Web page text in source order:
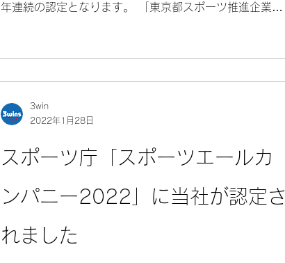
年連続の認定となります。 「東京都スポーツ推進企業」
を東京都が認定...
スポーツ庁「スポーツエールカ
ンパニー2022」に当社が認定さ
れました
3win
2022年1月28日